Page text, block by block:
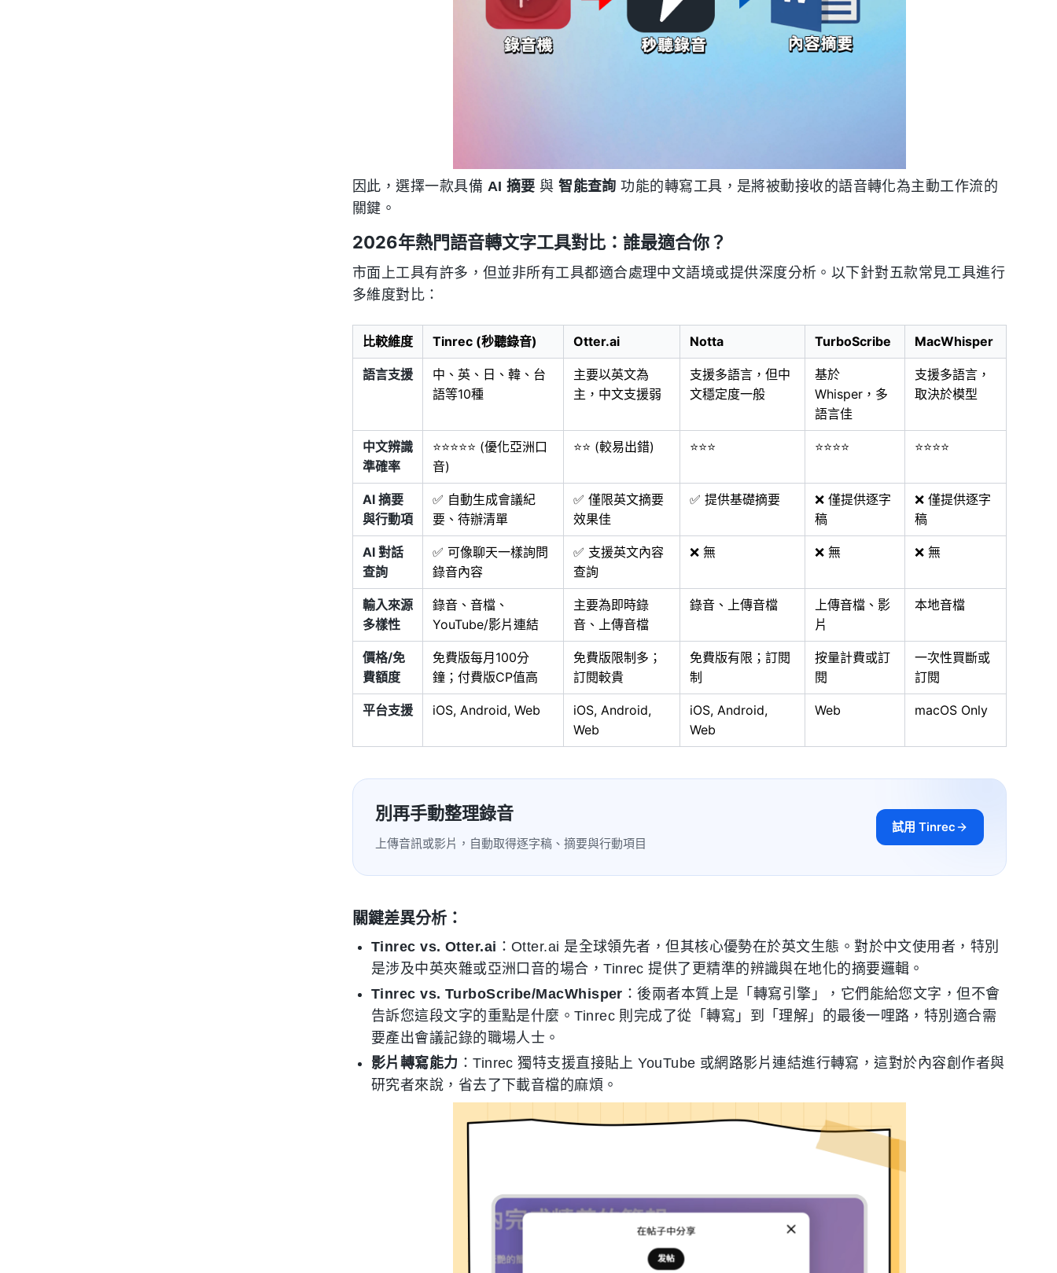
因此，選擇一款具備 AI 摘要 與智能查詢 功能的轉寫工具，是將被動接收的語音轉化為主動工作流的
關鍵。
2026年熱門語音轉文字工具對比：誰最適合你？
市面上工具有許多，但並非所有工具都適合處理中文語境或提供深度分析。以下針對五款常見工具進行
多維度對比：
比較維度 Tinrec (秒聽錄音) Otter.ai Notta TurboScribe MacWhisper
語言支援
中、英、日、韓、台
語等10種
主要以英文為
主，中文支援弱
支援多語言，但中
文穩定度一般
基於
Whisper，多
語言佳
支援多語言，
取決於模型
中文辨識
準確率
⭐⭐⭐⭐⭐ (優化亞洲口
音)
⭐⭐ (較易出錯) ⭐⭐⭐ ⭐⭐⭐⭐ ⭐⭐⭐⭐
AI 摘要
與行動項
✅ 自動生成會議紀
要、待辦清單
✅ 僅限英文摘要
效果佳
✅ 提供基礎摘要
❌ 僅提供逐字
稿
❌ 僅提供逐字
稿
AI 對話
查詢
✅ 可像聊天一樣詢問
錄音內容
✅ 支援英文內容
查詢
❌ 無 ❌ 無 ❌ 無
輸入來源
多樣性
錄音、音檔、
YouTube/影片連結
主要為即時錄
音、上傳音檔
錄音、上傳音檔
上傳音檔、影
片
本地音檔
價格/免
費額度
免費版每月100分
鐘；付費版CP值高
免費版限制多；
訂閱較貴
免費版有限；訂閱
制
按量計費或訂
閱
一次性買斷或
訂閱
平台支援 iOS, Android, Web
iOS, Android,
Web
iOS, Android,
Web
Web macOS Only
別再手動整理錄音
上傳音訊或影片，自動取得逐字稿、摘要與行動項目
試用 Tinrec
關鍵差異分析：
Tinrec vs. Otter.ai ：Otter.ai 是全球領先者，但其核心優勢在於英文生態。對於中文使用者，特別
是涉及中英夾雜或亞洲口音的場合，Tinrec 提供了更精準的辨識與在地化的摘要邏輯。
Tinrec vs. TurboScribe/MacWhisper ：後兩者本質上是「轉寫引擎」，它們能給您文字，但不會
告訴您這段文字的重點是什麼。Tinrec 則完成了從「轉寫」到「理解」的最後一哩路，特別適合需
要產出會議記錄的職場人士。
影片轉寫能力 ：Tinrec 獨特支援直接貼上 YouTube 或網路影片連結進行轉寫，這對於內容創作者與
研究者來說，省去了下載音檔的麻煩。